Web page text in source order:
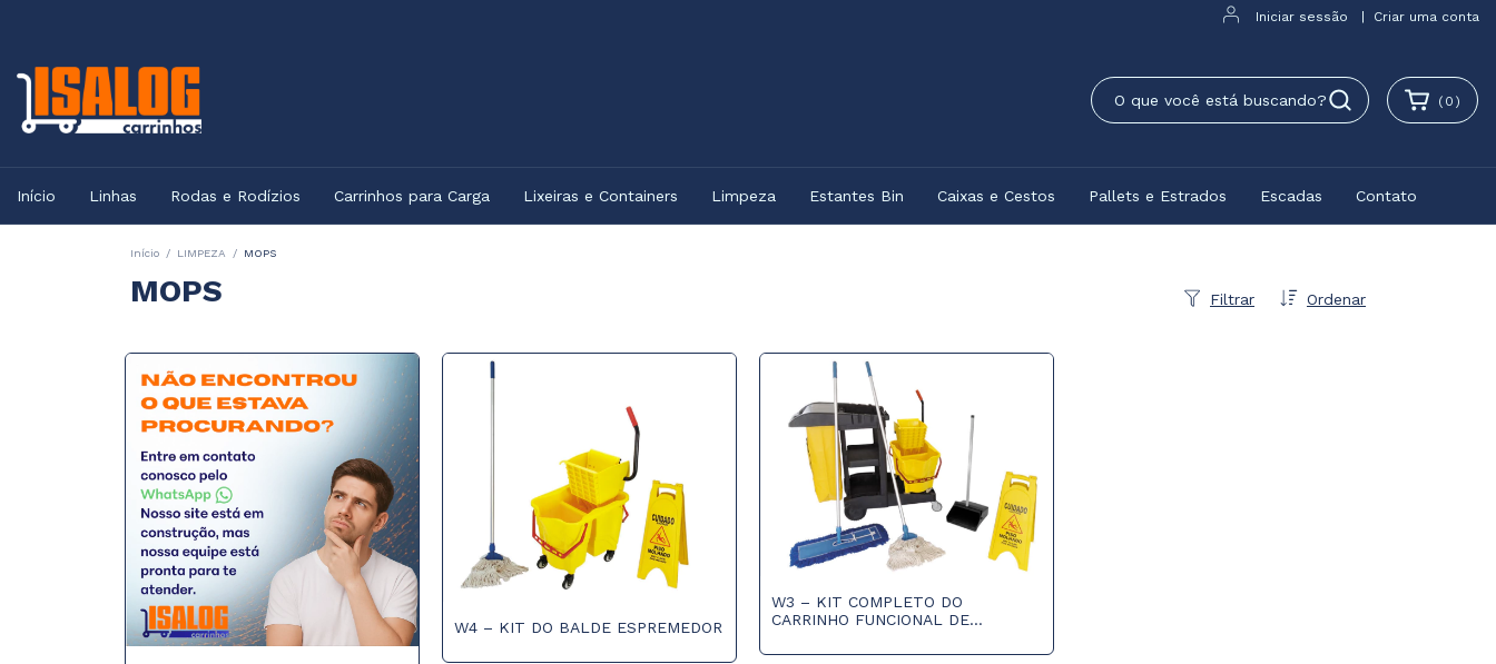
Iniciar sessão Criar uma conta
( 0 )
Início Linhas Rodas e Rodízios Carrinhos para Carga Lixeiras e Containers Limpeza Estantes Bin Caixas e Cestos Pallets e Estrados Escadas Contato
Início / LIMPEZA / MOPS
MOPS Ordenar
Filtrar
W4 – KIT DO BALDE ESPREMEDOR
W3 – KIT COMPLETO DO
CARRINHO FUNCIONAL DE